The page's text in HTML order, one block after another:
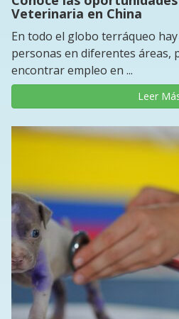
Veterinaria en China
En todo el globo terráqueo
personas en diferentes áreas,
encontrar empleo en ...
Leer